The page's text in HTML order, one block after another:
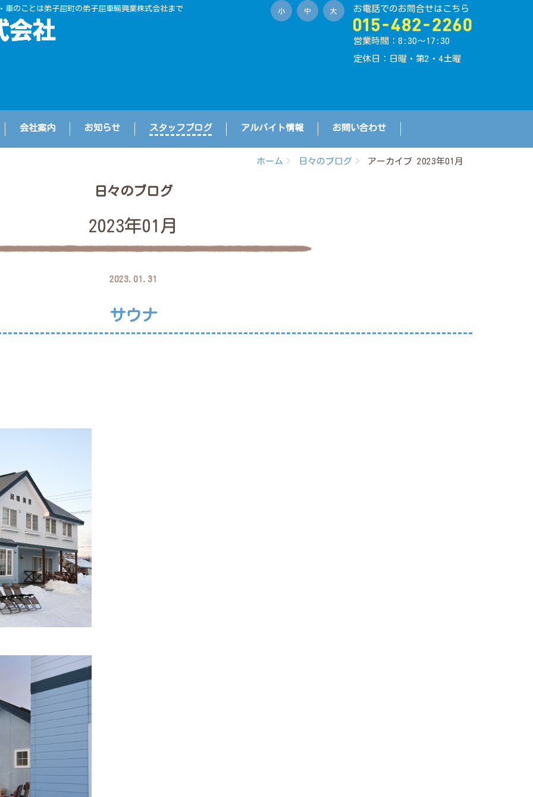
のことは弟子屈町の弟子屈車輌興業株式会社まで お電話でのお問合せはこちら
営業時間：8:30〜17:30
定休日：日曜・第2・4土曜
小 中 大
会社案内 お知らせ スタッフブログ アルバイト情報 お問い合わせ
ホーム 日々のブログ アーカイブ 2023年01月
日々のブログ
2023年01月
2023.01.31
サウナ